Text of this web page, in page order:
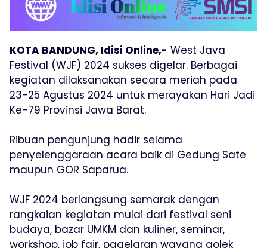
KOTA BANDUNG, Idisi Online,- West Java
Festival (WJF) 2024 sukses digelar. Berbagai
kegiatan dilaksanakan secara meriah pada
23-25 Agustus 2024 untuk merayakan Hari Jadi
Ke-79 Provinsi Jawa Barat.
Ribuan pengunjung hadir selama
penyelenggaraan acara baik di Gedung Sate
maupun GOR Saparua.
WJF 2024 berlangsung semarak dengan
rangkaian kegiatan mulai dari festival seni
budaya, bazar UMKM dan kuliner, seminar,
workshop, job fair, pagelaran wayang golek